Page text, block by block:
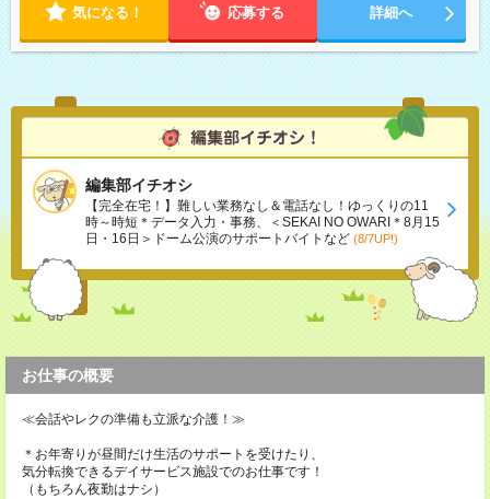
気になる！ 応募する 詳細へ
編集部イチオシ
【完全在宅！】難しい業務なし＆電話なし！ゆっくりの11
時～時短＊データ入力・事務、＜SEKAI NO OWARI＊8月15
日・16日＞ドーム公演のサポートバイトなど (8/7UP!)
お仕事の概要
≪会話やレクの準備も立派な介護！≫
＊お年寄りが昼間だけ生活のサポートを受けたり、
気分転換できるデイサービス施設でのお仕事です！
（もちろん夜勤はナシ）